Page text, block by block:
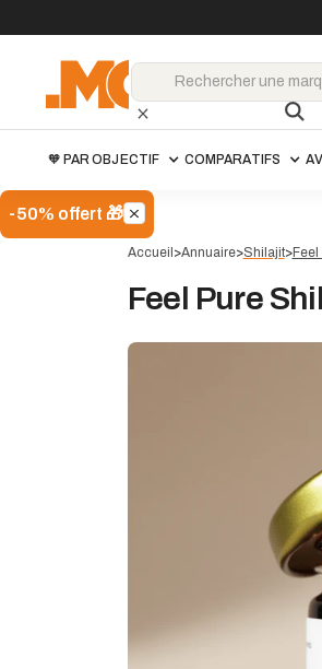
🧡 PAR OBJECTIF COMPARATIFS
-50% offert 🎁
Accueil>Annuaire>Shilajit>Feel
Feel Pure